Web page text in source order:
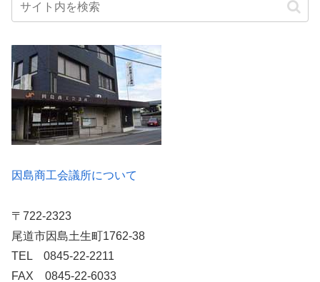
因島商工会議所について
〒722-2323
尾道市因島土生町1762-38
TEL 0845-22-2211
FAX 0845-22-6033